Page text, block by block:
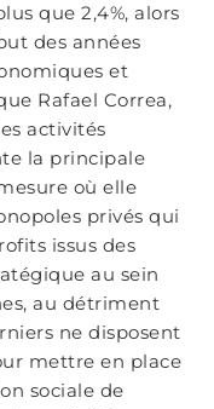
que 2,4%, alors
des années
et
Rafael Correa,
activités
la principale
où elle
privés qui
issus des
au sein
au détriment
ne disposent
mettre en place
sociale de